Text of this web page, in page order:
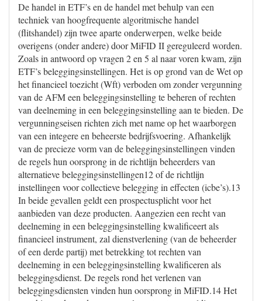
De handel in ETF’s en de handel met behulp van een
techniek van hoogfrequente algoritmische handel
(flitshandel) zijn twee aparte onderwerpen, welke beide
overigens (onder andere) door MiFID II gereguleerd worden.
Zoals in antwoord op vragen 2 en 5 al naar voren kwam, zijn
ETF’s beleggingsinstellingen. Het is op grond van de Wet op
het financieel toezicht (Wft) verboden om zonder vergunning
van de AFM een beleggingsinstelling te beheren of rechten
van deelneming in een beleggingsinstelling aan te bieden. De
vergunningseisen richten zich met name op het waarborgen
van een integere en beheerste bedrijfsvoering. Afhankelijk
van de precieze vorm van de beleggingsinstellingen vinden
de regels hun oorsprong in de richtlijn beheerders van
alternatieve beleggingsinstellingen12 of de richtlijn
instellingen voor collectieve belegging in effecten (icbe’s).13
In beide gevallen geldt een prospectusplicht voor het
aanbieden van deze producten. Aangezien een recht van
deelneming in een beleggingsinstelling kwalificeert als
financieel instrument, zal dienstverlening (van de beheerder
of een derde partij) met betrekking tot rechten van
deelneming in een beleggingsinstelling kwalificeren als
beleggingsdienst. De regels rond het verlenen van
beleggingsdiensten vinden hun oorsprong in MiFID.14 Het